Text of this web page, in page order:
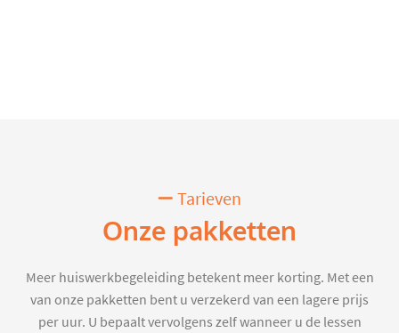
Tarieven
Onze pakketten
Meer huiswerkbegeleiding betekent meer korting. Met een
van onze pakketten bent u verzekerd van een lagere prijs
per uur. U bepaalt vervolgens zelf wanneer u de lessen